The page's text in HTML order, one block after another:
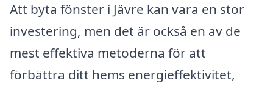
Att byta fönster i Jävre kan vara en stor
investering, men det är också en av de
mest effektiva metoderna för att
förbättra ditt hems energieffektivitet,